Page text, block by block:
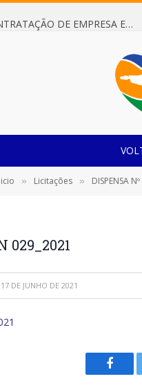
Dispensa de Licitação 085/2026 (CONTRATAÇÃO DE EMPRESA ESPECIALIZADA NA FABRICAÇÃO DE MÓVEIS SOB MEDIDA COM ESTRUTURA METÁLICA EM METALON PARA ATENDIMENTO DAS NECESSIDADES DA SALA SIMOV DA EMEF MADRE MARIA VIGANÓ)
» Licitações » DISPENSA
029_2021
17 DE JUNHO DE 2021